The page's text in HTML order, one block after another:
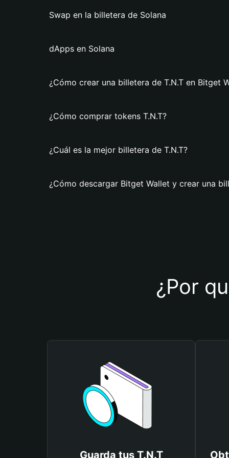
Swap en la billetera de Solana
dApps en Solana
¿Cómo crear una billetera de T.N.T en Bitget
¿Cómo comprar tokens T.N.T?
¿Cuál es la mejor billetera de T.N.T?
¿Cómo descargar Bitget Wallet y crear una
¿Por
Guarda tus T.N.T